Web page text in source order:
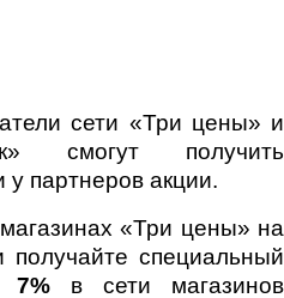
сети «Три цены» и
смогут получить
у партнеров акции.
«Три цены» на
получайте специальный
7%в сети магазинов